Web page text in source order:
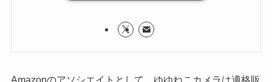
Amazonのアソシエイトとして、ゆゆねこカメラは適格販